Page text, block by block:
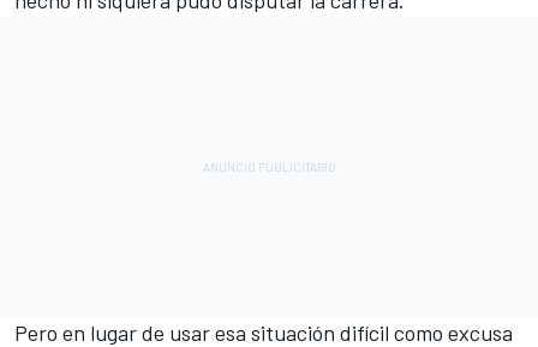
Pero en lugar de usar esa situación difícil como excusa